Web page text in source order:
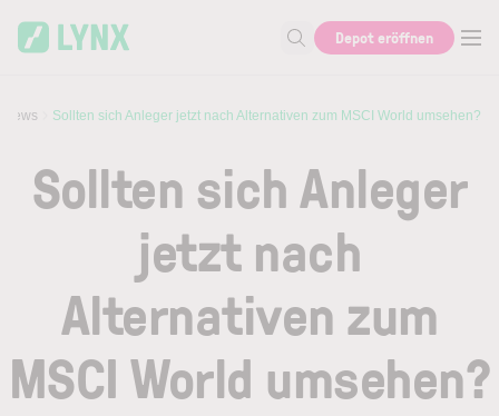
Suche nach Aktie, Autor...
Depot eröffnen
Sollten sich Anleger jetzt nach Alternativen zum MSCI World umsehen?
Sollten sich Anleger
jetzt nach
Alternativen zum
MSCI World umsehen?